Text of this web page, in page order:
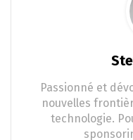
Passionné et
nouvelles
technologie.